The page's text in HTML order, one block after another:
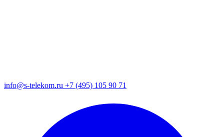
info@s-telekom.ru +7 (495) 105 90 71